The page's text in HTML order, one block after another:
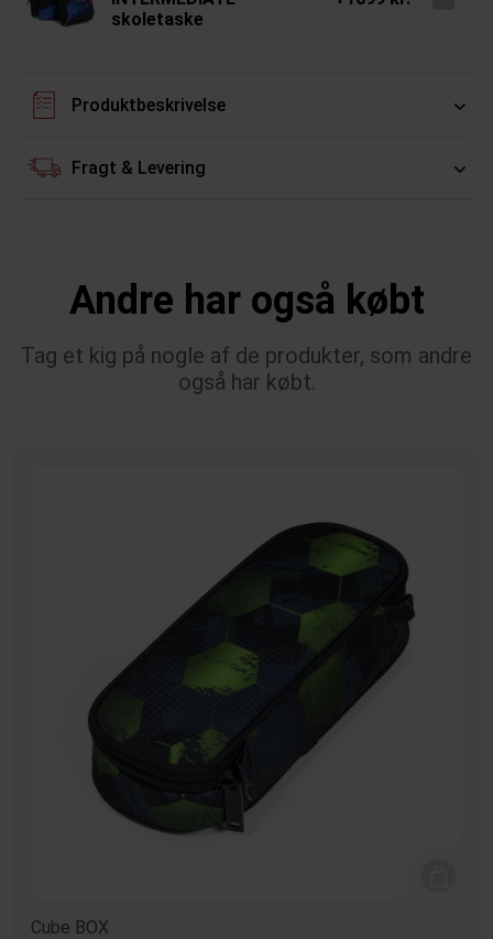
skoletaske
Produktbeskrivelse
Fragt & Levering
Andre har også købt
Tag et kig på nogle af de produkter, som andre
også har købt.
Cube BOX